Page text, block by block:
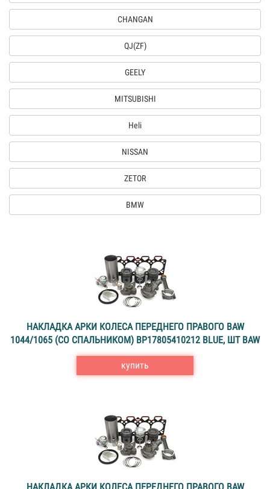
CHANGAN
QJ(ZF)
GEELY
MITSUBISHI
Heli
NISSAN
ZETOR
BMW
НАКЛАДКА АРКИ КОЛЕСА ПЕРЕДНЕГО ПРАВОГО BAW
1044/1065 (СО СПАЛЬНИКОМ) ВР17805410212 BLUE, ШТ BAW
купить